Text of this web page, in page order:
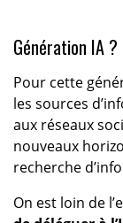
Génération IA ?
Pour cette
les sources
aux réseaux
nouveaux
recherche
On est loin de